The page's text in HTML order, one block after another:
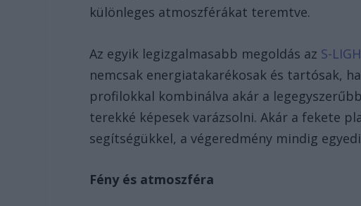
különleges atmoszférákat teremtve.
Az egyik legizgalmasabb megoldás az S-
nemcsak energiatakarékosak és tartósak,
profilokkal kombinálva akár a
terekké képesek varázsolni. Akár a fekete
segítségükkel, a végeredmény mindig
Fény és atmoszféra